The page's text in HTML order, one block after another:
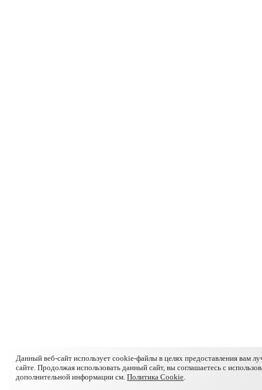
Данный веб-сайт использует cookie-файлы в целях предоставления вам
сайте. Продолжая использовать данный сайт, вы соглашаетесь с
дополнительной информации см.Политика Cookie.